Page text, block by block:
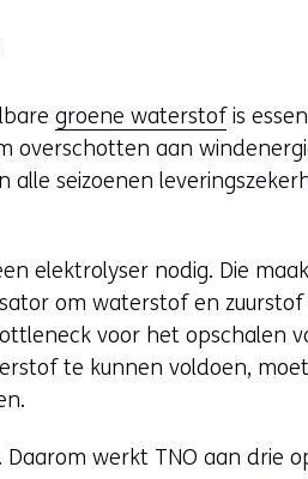
e
u
w
s
)
groene waterstofis
overschotten aan
seizoenen
elektrolyser nodig. Die
om waterstof en zuurstof
voor het opschalen
te kunnen voldoen,
werkt TNO aan drie